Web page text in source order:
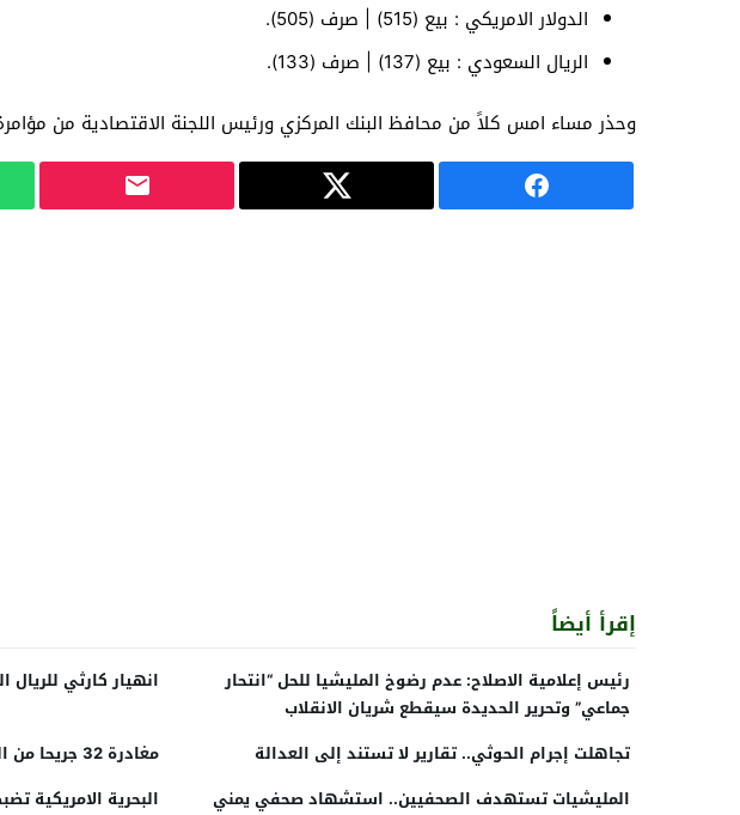
الدولار الامريكي : بيع (515) | صرف (505).
الريال السعودي : بيع (137) | صرف (133).
وحذر مساء امس كلاً من محافظ البنك المركزي ورئيس اللجنة الاقتصادية من
إقرأ أيضاً
رئيس إعلامية الاصلاح: عدم رضوخ المليشيا للحل “انتحار
جماعي” وتحرير الحديدة سيقطع شريان الانقلاب
انهيار كارثي
تجاهلت إجرام الحوثي.. تقارير لا تستند إلى العدالة مغادرة 32 جريحا من الجيش والمقاومة الى الهند
المليشيات تستهدف الصحفيين.. استشهاد صحفي يمني
البحرية الامريكية